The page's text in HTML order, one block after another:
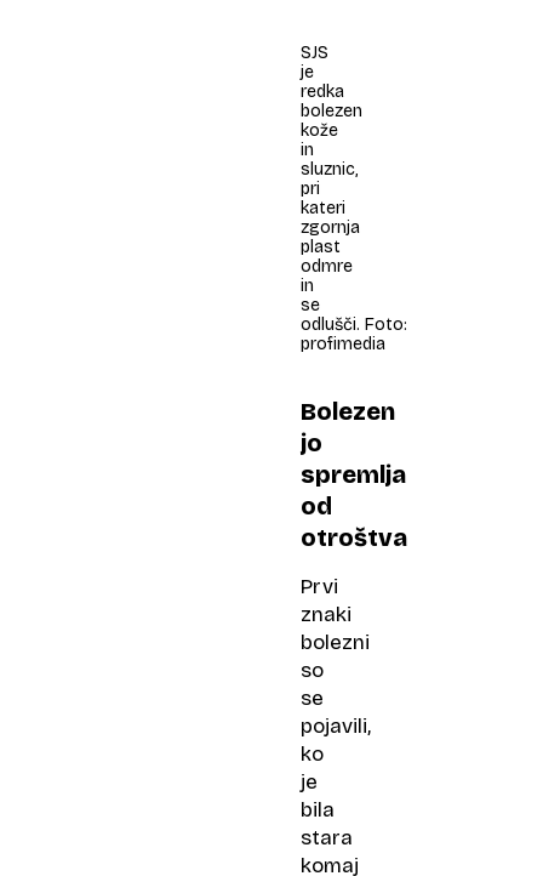
SJS
je
redka
bolezen
kože
in
sluznic,
pri
kateri
zgornja
plast
odmre
in
se
odlušči. Foto:
profimedia
Bolezen
jo
spremlja
od
otroštva
Prvi
znaki
bolezni
so
se
pojavili,
ko
je
bila
stara
komaj